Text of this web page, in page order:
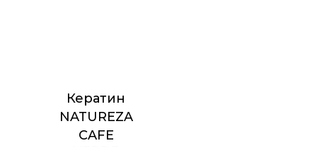
Кератин
NATUREZA
CAFE